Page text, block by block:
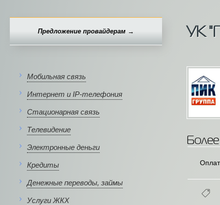
Предложение провайдерам →
Мобильная связь
Интернет и IP-телефония
Стационарная связь
Телевидение
Электронные деньги
Кредиты
Денежные переводы, займы
Услуги ЖКХ
УК